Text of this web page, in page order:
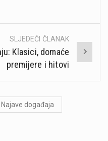
SLJEDEĆI ČLANAK
Klasici, domaće
premijere i hitovi
Najave događaja